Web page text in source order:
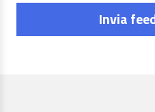
Invia